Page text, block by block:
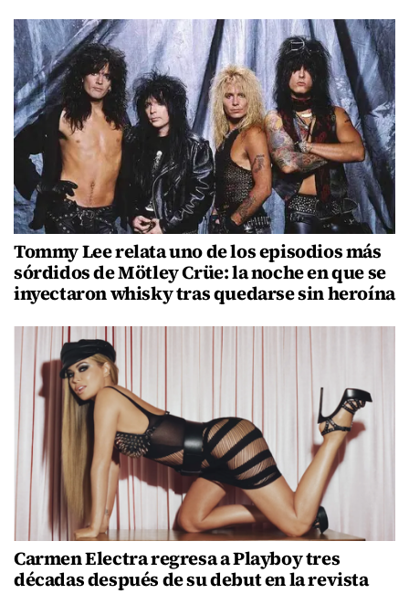
Tommy Lee relata uno de los episodios más
sórdidos de Mötley Crüe: la noche en que se
inyectaron whisky tras quedarse sin heroína
Carmen Electra regresa a Playboy tres
décadas después de su debut en la revista